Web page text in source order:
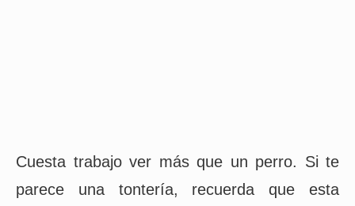
Cuesta trabajo ver más que un perro. Si te
parece una tontería, recuerda que esta